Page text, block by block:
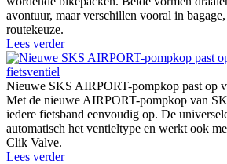
avontuur, maar verschillen vooral in
routekeuze.
Lees verder
Nieuwe SKS AIRPORT-pompkop past op
Met de nieuwe AIRPORT-pompkop van
iedere fietsband eenvoudig op. De
automatisch het ventieltype en werkt ook
Clik Valve.
Lees verder